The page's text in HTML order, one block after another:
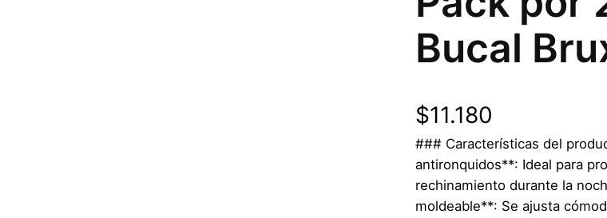
Bucal
$11.180
### Características del
antironquidos**: Ideal para
rechinamiento durante la
moldeable**: Se ajusta